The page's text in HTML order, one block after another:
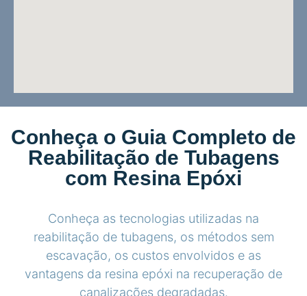
Conheça o Guia Completo de
Reabilitação de Tubagens
com Resina Epóxi
Conheça as tecnologias utilizadas na
reabilitação de tubagens, os métodos sem
escavação, os custos envolvidos e as
vantagens da resina epóxi na recuperação de
canalizações degradadas.